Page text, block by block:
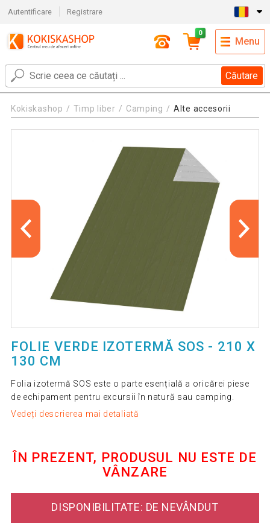
Autentificare Registrare
Căutare
0
Menu
Kokiskashop Timp liber Camping Alte accesorii
FOLIE VERDE IZOTERMĂ SOS - 210 X
130 CM
Folia izotermă SOS este o parte esențială a oricărei piese
de echipament pentru excursii în natură sau camping.
Vedeți descrierea mai detaliată
ÎN PREZENT, PRODUSUL NU ESTE DE
VÂNZARE
DISPONIBILITATE: DE NEVÂNDUT